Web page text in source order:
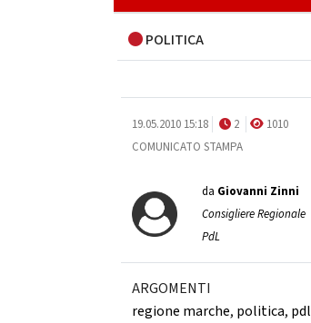
POLITICA
19.05.2010 15:18 2
1010
COMUNICATO STAMPA
da Giovanni Zinni
Consigliere Regionale
PdL
ARGOMENTI
regione marche, politica, pdl